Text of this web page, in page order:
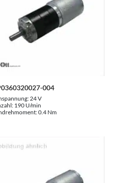
004
24 V
190 U/min
0.4 Nm